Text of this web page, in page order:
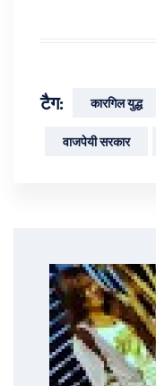
टैग: कारगिल युद्ध
वाजपेयी सरकार